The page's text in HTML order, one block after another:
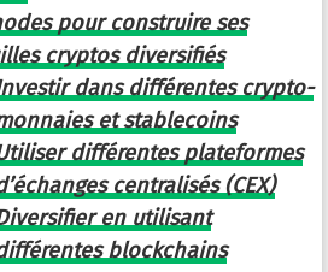
pour construire ses
cryptos diversifiés
dans différentes crypto-
et stablecoins
différentes plateformes
centralisés (CEX)
en utilisant
blockchains